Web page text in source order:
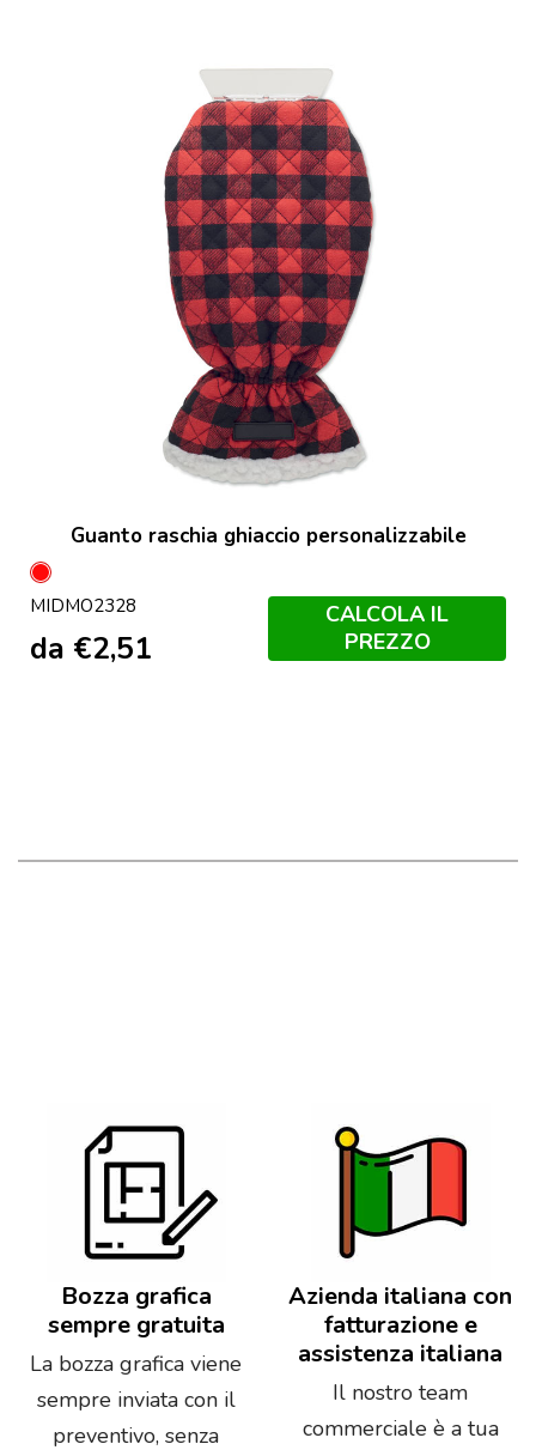
Guanto raschia ghiaccio personalizzabile
Rosso
MIDMO2328
da €2,51
CALCOLA IL
PREZZO
Bozza grafica
sempre gratuita
La bozza grafica viene
sempre inviata con il
preventivo, senza
Azienda italiana con
fatturazione e
assistenza italiana
Il nostro team
commerciale è a tua